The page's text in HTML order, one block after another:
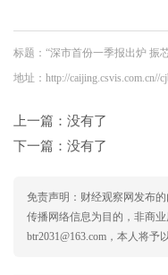
标题：“深市首份一季报出炉 振
地址：http://caijing.csvis.com.cn//
上一篇：没有了
下一篇：没有了
免责声明：财经观察网发布
传播网络信息为目的，非商
btr2031@163.com，本人将予